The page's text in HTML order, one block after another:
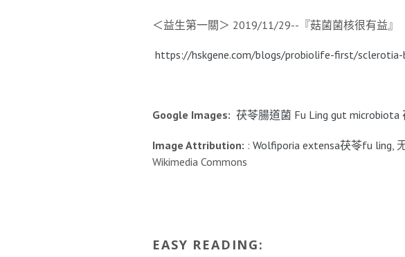
＜益生第一關＞ 2019/11/29--『菇菌菌核很有益』
https://hskgene.com/blogs/probiolife-first/sclerotia-
Google Images: 茯苓腸道菌 Fu Ling gut microbiota
ImageAttribution: :Wolfiporia extensa茯苓fu ling ,
Wikimedia Commons
EASY READING: